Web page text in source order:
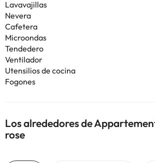
Lavavajillas
Nevera
Cafetera
Microondas
Tendedero
Ventilador
Utensilios de cocina
Fogones
Los alrededores de
rose